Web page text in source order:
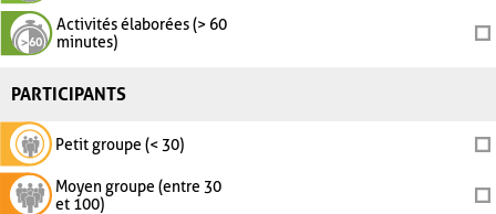
Activités élaborées (> 60
minutes)
PARTICIPANTS
Petit groupe (< 30)
Moyen groupe (entre 30
et 100)